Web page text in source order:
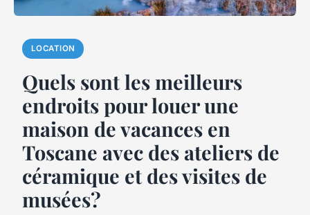
LOCATION
Quels sont les meilleurs
endroits pour louer une
maison de vacances en
Toscane avec des ateliers de
céramique et des visites de
musées?